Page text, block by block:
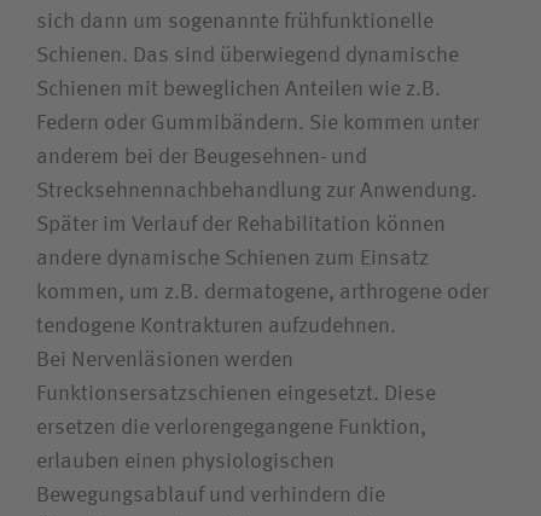
sich dann um sogenannte frühfunktionelle
Schienen. Das sind überwiegend dynamische
Schienen mit beweglichen Anteilen wie z.B.
Federn oder Gummibändern. Sie kommen unter
anderem bei der Beugesehnen- und
Strecksehnennachbehandlung zur Anwendung.
Später im Verlauf der Rehabilitation können
andere dynamische Schienen zum Einsatz
kommen, um z.B. dermatogene, arthrogene oder
tendogene Kontrakturen aufzudehnen.
Bei Nervenläsionen werden
Funktionsersatzschienen eingesetzt. Diese
ersetzen die verlorengegangene Funktion,
erlauben einen physiologischen
Bewegungsablauf und verhindern die